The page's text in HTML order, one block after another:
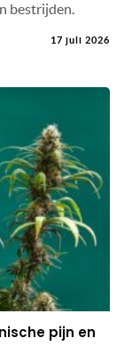
bestrijden.
17 juli 2026
pijn en